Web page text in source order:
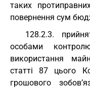
таких
повернення сум
128.2.3.
особами
використання
статті 87 цього
грошового